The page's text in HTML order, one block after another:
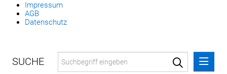
Impressum
AGB
Datenschutz